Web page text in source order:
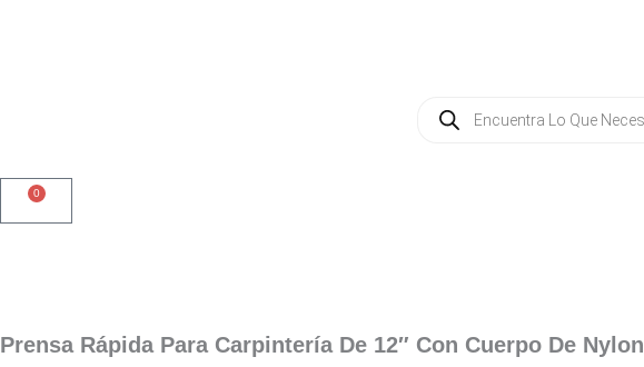
0
Cart
Prensa Rápida Para Carpintería De 12″ Con Cuerpo De Nylon